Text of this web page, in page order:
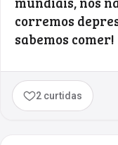
corremos
sabemos comer!
2 curtidas